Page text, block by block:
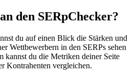
den SERpChecker?
du auf einen Blick die Stärken und
Wettbewerbern in den SERPs sehen
kannst du die Metriken deiner Seite
Kontrahenten vergleichen.